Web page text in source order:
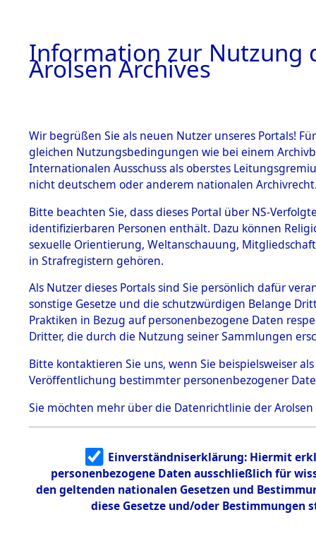
BESTÄNDE
1.
Inhaftierungsdoku
mente
1.2.9 Beim ITS
verwahrte
1.2.9.1
Effekten aus
dem KZ
Dachau
Effekten aus
dem KZ
Dachau,
Landesentsch
ädigungsamt
Effekten aus
dem KZ
Neuengamm
e
Dokument
BECKER,
BECKER, WERNER
geb. 27. Februar 1904
Deutschland
Weitere Angaben
Die Personalien des
wurden nach der
Inventarisierung und
Nachforschungen
Effekten wurden an
andere Berechtigte)
Abbildungen der
Häftlingsnummer
17551
Information zur Nutzung
Arolsen Archives
Wir begrüßen Sie als neuen Nutzer unseres Portals!
gleichen Nutzungsbedingungen wie bei einem
Internationalen Ausschuss als oberstes
nicht deutschem oder anderem nationalen
Bitte beachten Sie, dass dieses Portal über NS-
identifizierbaren Personen enthält. Dazu können
sexuelle Orientierung, Weltanschauung,
in Strafregistern gehören.
Als Nutzer dieses Portals sind Sie persönlich dafür
sonstige Gesetze und die schutzwürdigen Belange
Praktiken in Bezug auf personenbezogene Daten
Dritter, die durch die Nutzung seiner Sammlungen
Bitte kontaktieren Sie uns, wenn Sie beispielsweiser
Veröffentlichung bestimmter personenbezogener
Sie möchten mehr über die Datenrichtlinie der Arolsen
Einverständniserklärung: Hiermit
personenbezogene Daten ausschließlich für
den geltenden nationalen Gesetzen und
diese Gesetze und/oder Bestimmungen